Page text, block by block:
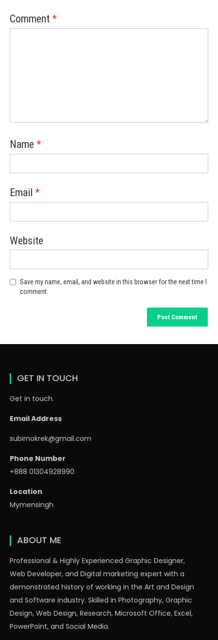
Comment *
Name *
Email *
Website
Save my name, email, and website in this browser for the next time I
comment.
GET IN TOUCH
Get in touch.
Email Address
subirnokrek@gmail.com
Phone Number
+888 01304928990
Location
Mymensingh
ABOUT ME
Professional & Highly Experienced Graphic Designer,
Web Developer, and Digital marketing expert with a
demonstrated history of working in the Art and Design
and Software industry. Skilled in Photography, Graphic
Design, Web Design, Research, Microsoft Office, Excel,
PowerPoint, and Social Media.